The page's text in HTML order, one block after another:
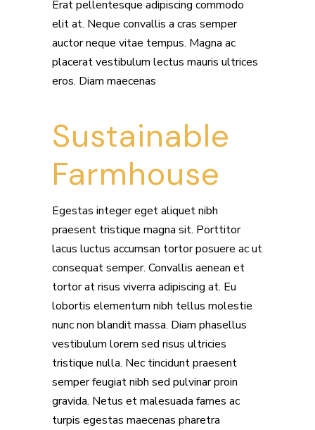
Erat pellentesque adipiscing commodo
elit at. Neque convallis a cras semper
auctor neque vitae tempus. Magna ac
placerat vestibulum lectus mauris ultrices
eros. Diam maecenas
Sustainable
Farmhouse
Egestas integer eget aliquet nibh
praesent tristique magna sit. Porttitor
lacus luctus accumsan tortor posuere ac ut
consequat semper. Convallis aenean et
tortor at risus viverra adipiscing at. Eu
lobortis elementum nibh tellus molestie
nunc non blandit massa. Diam phasellus
vestibulum lorem sed risus ultricies
tristique nulla. Nec tincidunt praesent
semper feugiat nibh sed pulvinar proin
gravida. Netus et malesuada fames ac
turpis egestas maecenas pharetra